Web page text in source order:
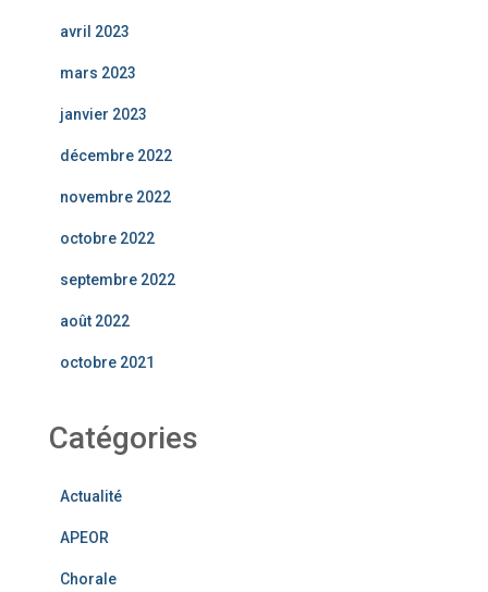
avril 2023
mars 2023
janvier 2023
décembre 2022
novembre 2022
octobre 2022
septembre 2022
août 2022
octobre 2021
Catégories
Actualité
APEOR
Chorale